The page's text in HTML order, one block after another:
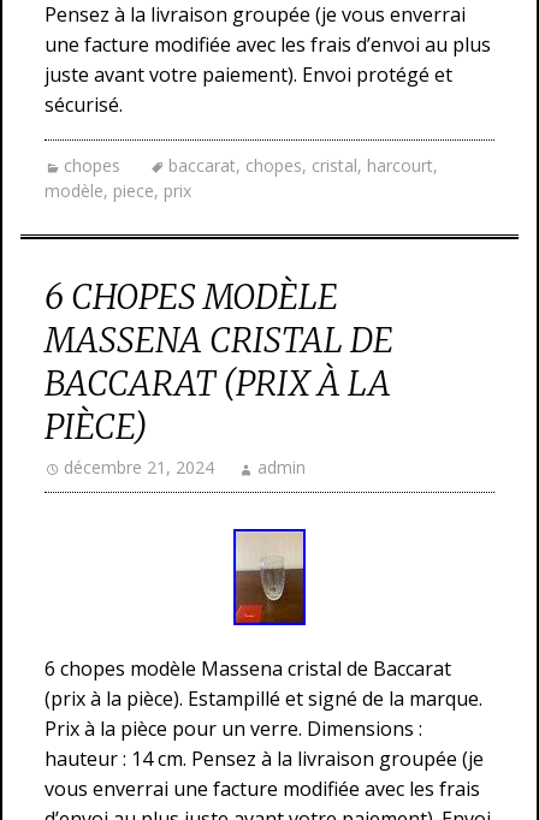
Pensez à la livraison groupée (je vous enverrai
une facture modifiée avec les frais d’envoi au plus
juste avant votre paiement). Envoi protégé et
sécurisé.
chopes baccarat, chopes, cristal, harcourt,
modèle, piece, prix
6 CHOPES MODÈLE
MASSENA CRISTAL DE
BACCARAT (PRIX À LA
PIÈCE)
décembre 21, 2024 admin
6 chopes modèle Massena cristal de Baccarat
(prix à la pièce). Estampillé et signé de la marque.
Prix à la pièce pour un verre. Dimensions :
hauteur : 14 cm. Pensez à la livraison groupée (je
vous enverrai une facture modifiée avec les frais